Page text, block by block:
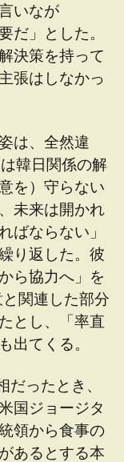
いなが
だ」とした。
決策を持って
張はしなかっ
は、全然違
韓日関係の解
を）守らない
未来は開かれ
ばならない」
り返した。彼
ら協力へ」を
関連した部分
とし、「率直
出てくる。
ったとき、
国ジョージタ
領から食事の
あるとする本